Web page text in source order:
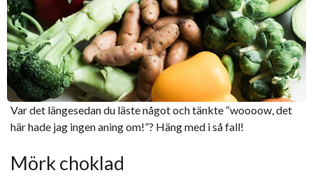
Var det längesedan du läste något och tänkte “woooow, det
här hade jag ingen aning om!”? Häng med i så fall!
Mörk choklad